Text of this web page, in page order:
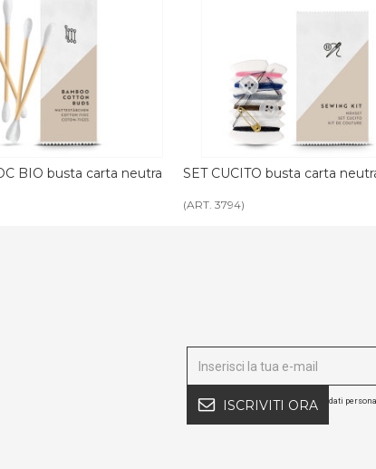
busta carta neutra paper
LUCIDASCARPE BIO busta
(ART. 3793)
ISCRIVITI ORA dati